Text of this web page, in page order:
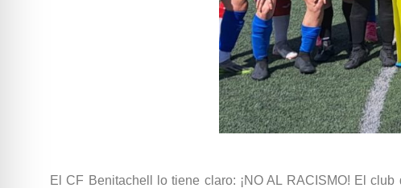
El CF Benitachell lo tiene claro: ¡NO AL RACISMO! El